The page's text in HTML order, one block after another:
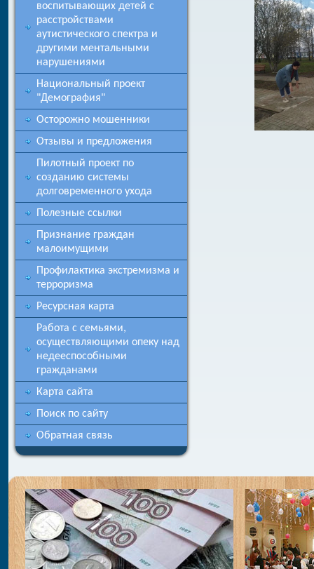
воспитывающих детей с
расстройствами
аутистического спектра и
другими ментальными
нарушениями
Национальный проект
"Демография"
Осторожно мошенники
Отзывы и предложения
Пилотный проект по
созданию системы
долговременного ухода
Полезные ссылки
Признание граждан
малоимущими
Профилактика экстремизма и
терроризма
Ресурсная карта
Работа с семьями,
осуществляющими опеку над
недееспособными
гражданами
Карта сайта
Поиск по сайту
Обратная связь